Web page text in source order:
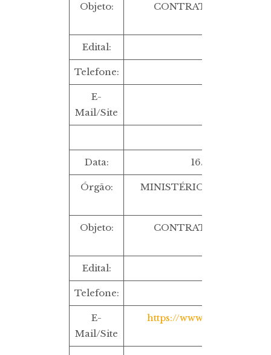
Objeto:
CONTRATAÇÃO DE
Edital:
Telefone:
E-
Mail/Site
Data: 16/09/2022 ÀS
Órgão:
MINISTÉRIO PUBLICO
Objeto:
CONTRATAÇÃO DE
Edital:
Telefone:
E-
Mail/Site
https://www.mpba.mp.br/